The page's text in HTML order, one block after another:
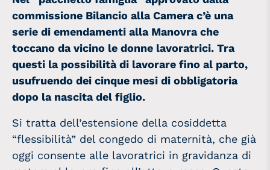
commissione Bilancio alla Camera c’è una
serie di emendamenti alla Manovra che
toccano da vicino le donne lavoratrici. Tra
questi la possibilità di lavorare fino al parto,
usufruendo dei cinque mesi di obbligatoria
dopo la nascita del figlio.
Si tratta dell’estensione della cosiddetta
“flessibilità” del congedo di maternità, che già
oggi consente alle lavoratrici in gravidanza di